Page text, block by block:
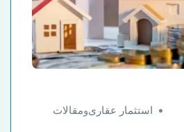
استثمار عقارىومقالات